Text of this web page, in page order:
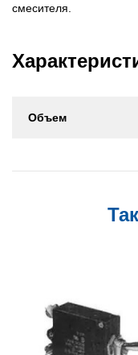
смесителя.
Объем